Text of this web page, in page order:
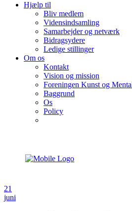
Hjælp til
Bliv medlem
Vidensindsamling
Samarbejder og netværk
Bidragsydere
Ledige stillinger
Om os
Kontakt
Vision og mission
Foreningen Kunst og
Baggrund
Os
Policy
21
juni